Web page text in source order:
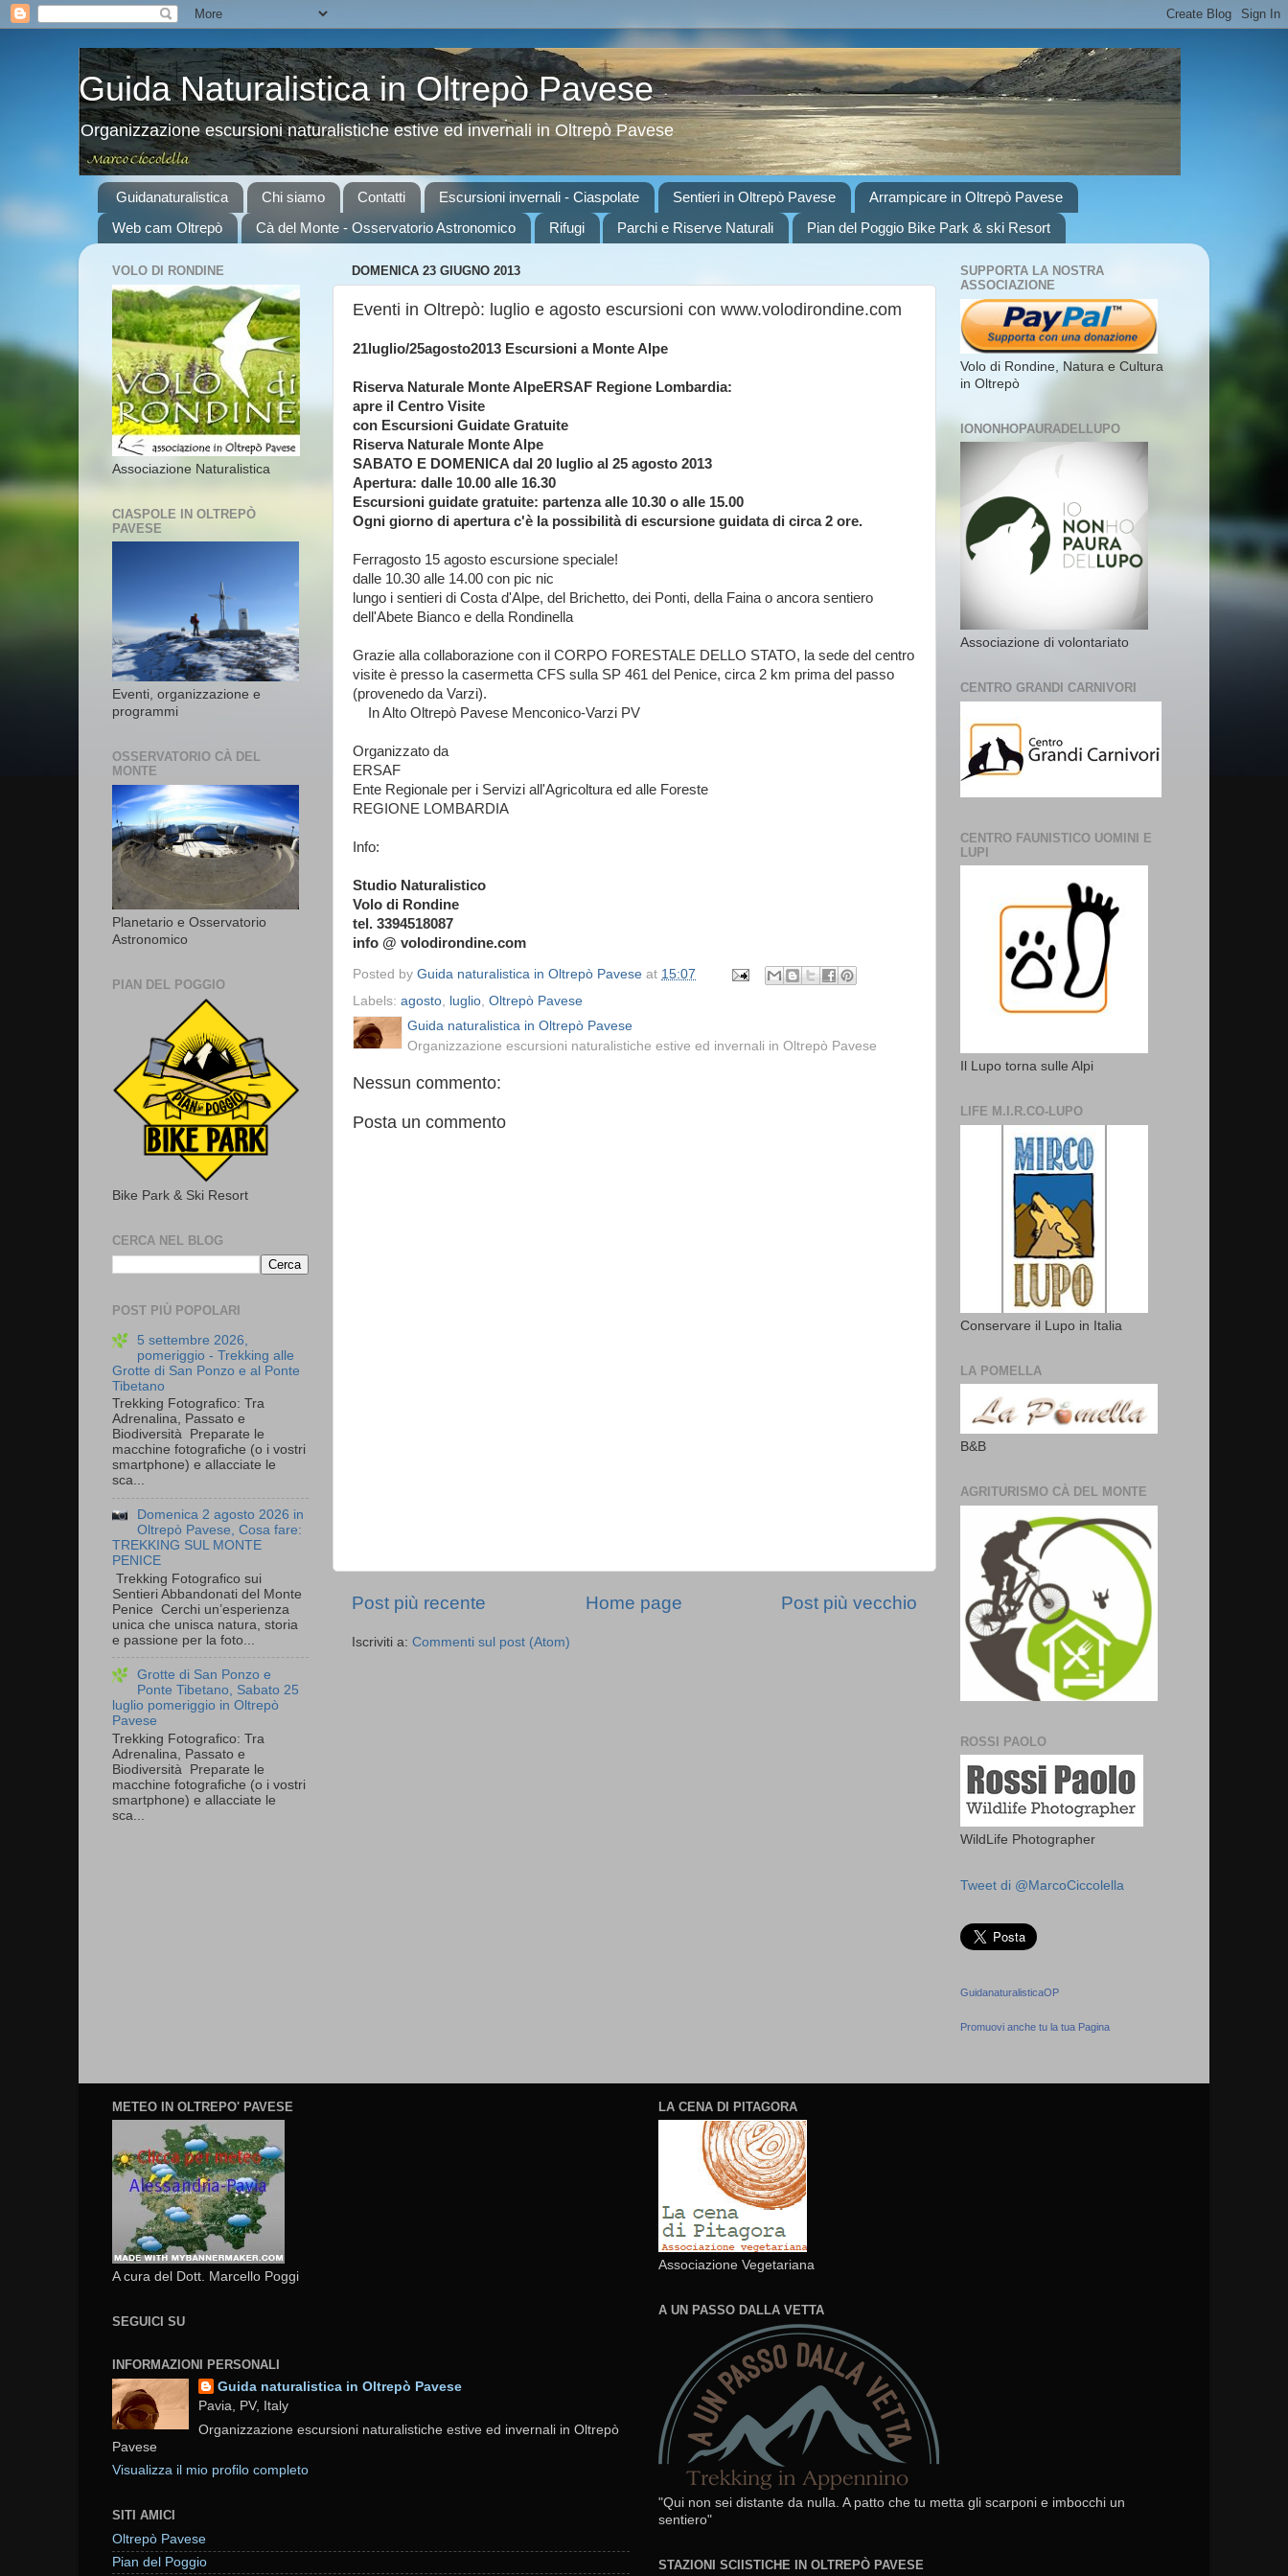
Guida Naturalistica in Oltrepò Pavese
Organizzazione escursioni naturalistiche estive ed invernali in Oltrepò Pavese
Guidanaturalistica Chi siamo Contatti Escursioni invernali - Ciaspolate Sentieri in Oltrepò Pavese
Arrampicare in Oltrepò Pavese
Web cam Oltrepò
Cà del Monte - Osservatorio Astronomico Rifugi Parchi e Riserve Naturali Pian del Poggio Bike Park & ski Resort
DOMENICA 23 GIUGNO 2013
Eventi in Oltrepò: luglio e agosto escursioni con www.volodirondine.com
21luglio/25agosto2013 Escursioni a Monte Alpe
Riserva Naturale Monte AlpeERSAF Regione Lombardia:
apre il Centro Visite
con Escursioni Guidate Gratuite
Riserva Naturale Monte Alpe
SABATO E DOMENICA dal 20 luglio al 25 agosto 2013
Apertura: dalle 10.00 alle 16.30
Escursioni guidate gratuite: partenza alle 10.30 o alle 15.00
Ogni giorno di apertura c'è la possibilità di escursione guidata di circa 2 ore.
Ferragosto 15 agosto escursione speciale!
dalle 10.30 alle 14.00 con pic nic
lungo i sentieri di Costa d'Alpe, del Brichetto, dei Ponti, della Faina o ancora sentiero
dell'Abete Bianco e della Rondinella
Grazie alla collaborazione con il CORPO FORESTALE DELLO STATO, la sede del centro
visite è presso la casermetta CFS sulla SP 461 del Penice, circa 2 km prima del passo
(provenedo da Varzi).
In Alto Oltrepò Pavese Menconico-Varzi PV
Organizzato da
ERSAF
Ente Regionale per i Servizi all'Agricoltura ed alle Foreste
REGIONE LOMBARDIA
Info:
Studio Naturalistico
Volo di Rondine
tel. 3394518087
info @ volodirondine.com
Posted by Guida naturalistica in Oltrepò Pavese at 15:07
Labels: agosto luglio Oltrepò Pavese
Guida naturalistica in Oltrepò Pavese
Organizzazione escursioni naturalistiche estive ed invernali in Oltrepò Pavese
Nessun commento:
Posta un commento
Post più recente Post più vecchio
Home page
Iscriviti a: Commenti sul post (Atom)
VOLO DI RONDINE
Associazione Naturalistica
CIASPOLE IN OLTREPÒ
PAVESE
Eventi, organizzazione e
programmi
OSSERVATORIO CÀ DEL
MONTE
Planetario e Osservatorio
Astronomico
PIAN DEL POGGIO
Bike Park & Ski Resort
CERCA NEL BLOG
POST PIÙ POPOLARI
5 settembre 2026,
pomeriggio - Trekking alle
Grotte di San Ponzo e al Ponte
Tibetano
Trekking Fotografico: Tra
Adrenalina, Passato e
Biodiversità Preparate le
macchine fotografiche (o i vostri
smartphone) e allacciate le
sca...
Domenica 2 agosto 2026 in
Oltrepò Pavese, Cosa fare:
TREKKING SUL MONTE
PENICE
Trekking Fotografico sui
Sentieri Abbandonati del Monte
Penice Cerchi un’esperienza
unica che unisca natura, storia
e passione per la foto...
Grotte di San Ponzo e
Ponte Tibetano, Sabato 25
luglio pomeriggio in Oltrepò
Pavese
Trekking Fotografico: Tra
Adrenalina, Passato e
Biodiversità Preparate le
macchine fotografiche (o i vostri
smartphone) e allacciate le
sca...
SUPPORTA LA NOSTRA
ASSOCIAZIONE
Volo di Rondine, Natura e Cultura
in Oltrepò
IONONHOPAURADELLUPO
Associazione di volontariato
CENTRO GRANDI CARNIVORI
CENTRO FAUNISTICO UOMINI E
LUPI
Il Lupo torna sulle Alpi
LIFE M.I.R.CO-LUPO
Conservare il Lupo in Italia
LA POMELLA
B&B
AGRITURISMO CÀ DEL MONTE
ROSSI PAOLO
WildLife Photographer
Tweet di @MarcoCiccolella
GuidanaturalisticaOP
Promuovi anche tu la tua Pagina
METEO IN OLTREPO' PAVESE
A cura del Dott. Marcello Poggi
SEGUICI SU
INFORMAZIONI PERSONALI
Guida naturalistica in Oltrepò Pavese
Pavia, PV, Italy
Organizzazione escursioni naturalistiche estive ed invernali in Oltrepò
Pavese
Visualizza il mio profilo completo
SITI AMICI
Oltrepò Pavese
Pian del Poggio
LA CENA DI PITAGORA
Associazione Vegetariana
A UN PASSO DALLA VETTA
"Qui non sei distante da nulla. A patto che tu metta gli scarponi e imbocchi un
sentiero"
STAZIONI SCIISTICHE IN OLTREPÒ PAVESE